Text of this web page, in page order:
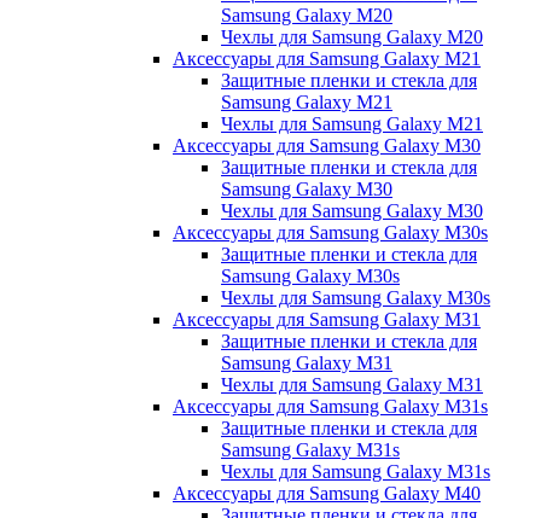
Samsung Galaxy M20
Чехлы для Samsung Galaxy M20
Аксессуары для Samsung Galaxy M21
Защитные пленки и стекла для
Samsung Galaxy M21
Чехлы для Samsung Galaxy M21
Аксессуары для Samsung Galaxy M30
Защитные пленки и стекла для
Samsung Galaxy M30
Чехлы для Samsung Galaxy M30
Аксессуары для Samsung Galaxy M30s
Защитные пленки и стекла для
Samsung Galaxy M30s
Чехлы для Samsung Galaxy M30s
Аксессуары для Samsung Galaxy M31
Защитные пленки и стекла для
Samsung Galaxy M31
Чехлы для Samsung Galaxy M31
Аксессуары для Samsung Galaxy M31s
Защитные пленки и стекла для
Samsung Galaxy M31s
Чехлы для Samsung Galaxy M31s
Аксессуары для Samsung Galaxy M40